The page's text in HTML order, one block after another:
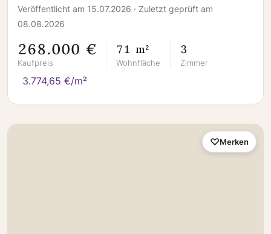
Veröffentlicht am 15.07.2026 · Zuletzt geprüft am
08.08.2026
268.000 €
Kaufpreis
71 m²
Wohnfläche
3
Zimmer
3.774,65 €/m²
Merken